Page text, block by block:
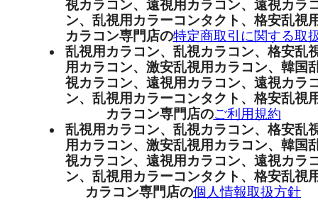
視カラコン、遠視用カラコン、遠視カラ
ン、乱視用カラーコンタクト、格安乱視
カラコン専門店の特定商取引に関する取
乱視用カラコン、乱視カラコン、格安乱
用カラコン、激安乱視用カラコン、韓国
視カラコン、遠視用カラコン、遠視カラ
ン、乱視用カラーコンタクト、格安乱視
カラコン専門店のご利用規約
乱視用カラコン、乱視カラコン、格安乱
用カラコン、激安乱視用カラコン、韓国
視カラコン、遠視用カラコン、遠視カラ
ン、乱視用カラーコンタクト、格安乱視
カラコン専門店の個人情報取扱方針